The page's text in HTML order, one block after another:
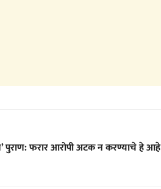
पुराण: फरार आरोपी अटक न करण्याचे हे आहे